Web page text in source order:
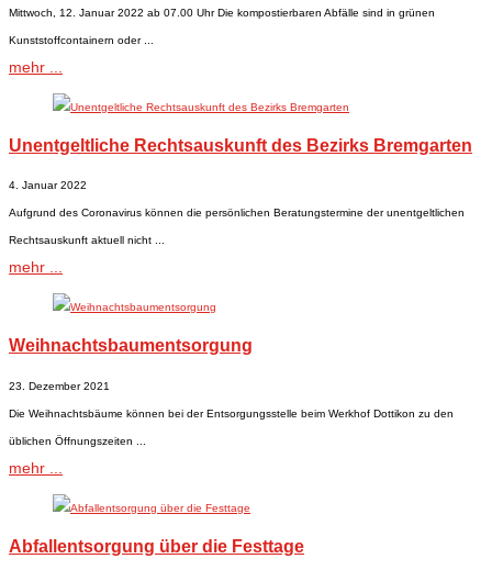
Mittwoch, 12. Januar 2022 ab 07.00 Uhr Die kompostierbaren Abfälle sind in grünen
Kunststoffcontainern oder ...
mehr ...
Unentgeltliche Rechtsauskunft des Bezirks Bremgarten
4. Januar 2022
Aufgrund des Coronavirus können die persönlichen Beratungstermine der unentgeltlichen
Rechtsauskunft aktuell nicht ...
mehr ...
Weihnachtsbaumentsorgung
23. Dezember 2021
Die Weihnachtsbäume können bei der Entsorgungsstelle beim Werkhof Dottikon zu den
üblichen Öffnungszeiten ...
mehr ...
Abfallentsorgung über die Festtage